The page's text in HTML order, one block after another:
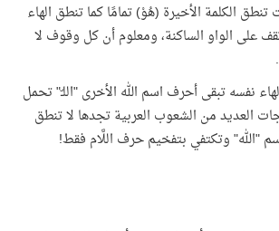
الكلمة الأخيرة (هُوْ) تمامًا كما تنطق الهاء
على الواو الساكنة، ومعلوم أن كل وقوف لا
نفسه تبقى أحرف اسم الله الأخرى "اللـّ" تحمل
العديد من الشعوب العربية تجدها لا تنطق
"الله" وتكتفي بتفخيم حرف اللَّام فقط!